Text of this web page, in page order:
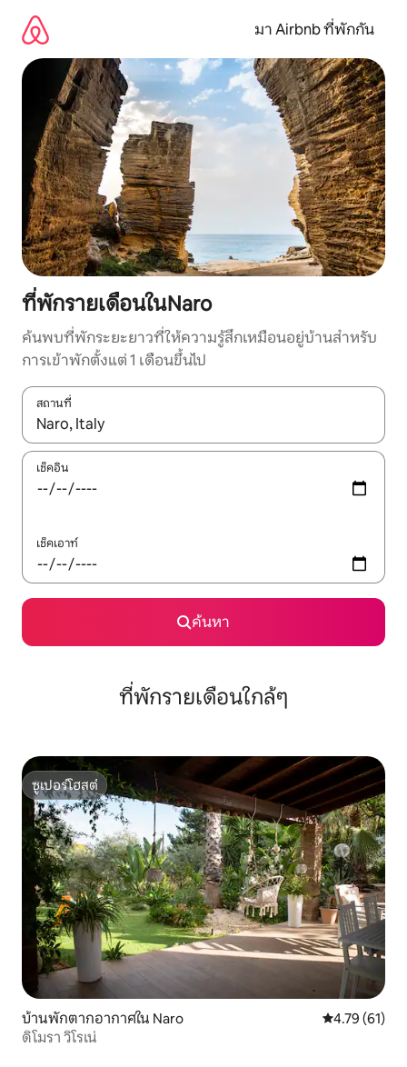
เนื้อหา
มา Airbnb ที่พักกัน
ที่พักรายเดือนในNaro
ค้นพบที่พักระยะยาวที่ให้ความรู้สึกเหมือนอยู่บ้านสำหรับ
การเข้าพักตั้งแต่ 1 เดือนขึ้นไป
สถานที่
ใช้ลูกศรขึ้นลง หรือใช้การสัมผัสหรือปัด เพื่อสำรวจผลการค้นหา
เช็คอิน
เช็คเอาท์
ค้นหา
ที่พักรายเดือนใกล้ๆ
ซูเปอร์โฮสต์
ซูเปอร์โฮสต์
บ้านพักตากอากาศใน Naro คะแนนเฉลี่ย
4.79 (61)
ดิโมรา วิโรเน่